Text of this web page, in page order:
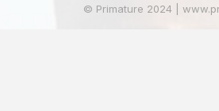
© Primature 2024 |